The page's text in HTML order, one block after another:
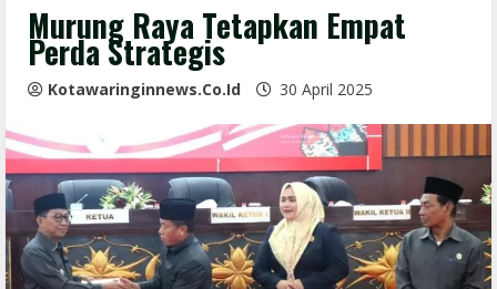
Murung Raya Tetapkan Empat
Perda Strategis
Kotawaringinnews.co.id 30 April 2025